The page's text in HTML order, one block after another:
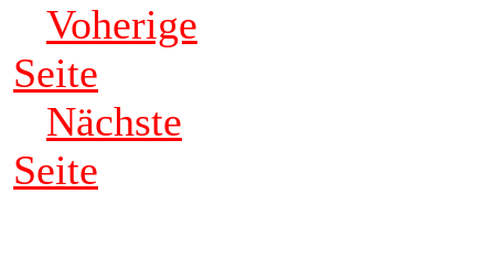
Voherige
Seite
Nächste
Seite